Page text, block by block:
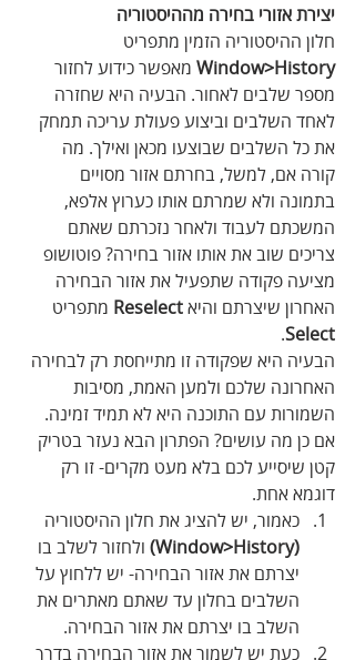
יצירת אזורי בחירה מההיסטוריה
חלון ההיסטוריה הזמין מתפריט
Window>History מאפשר כידוע לחזור
מספר שלבים לאחור. הבעיה היא שחזרה
לאחד השלבים וביצוע פעולת עריכה תמחק
את כל השלבים שבוצעו מכאן ואילך. מה
קורה אם, למשל, בחרתם אזור מסויים
בתמונה ולא שמרתם אותו כערוץ אלפא,
המשכתם לעבוד ולאחר נזכרתם שאתם
צריכים שוב את אותו אזור בחירה? פוטושופ
מציעה פקודה שתפעיל את אזור הבחירה
האחרון שיצרתם והיא Reselect מתפריט
Select
.
הבעיה היא שפקודה זו מתייחסת רק לבחירה
האחרונה שלכם ולמען האמת, מסיבות
השמורות עם התוכנה היא לא תמיד זמינה.
אם כן מה עושים? הפתרון הבא נעזר בטריק
קטן שיסייע לכם בלא מעט מקרים- זו רק
דוגמא אחת.
כאמור, יש להציג את חלון ההיסטוריה
(Window>History)
ולחזור לשלב בו
יצרתם את אזור הבחירה- יש ללחוץ על
השלבים בחלון עד שאתם מאתרים את
השלב בו יצרתם את אזור הבחירה.
כעת יש לשמור את אזור הבחירה בדרך